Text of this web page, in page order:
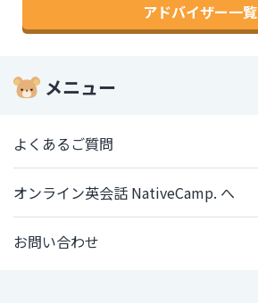
アドバイザー一覧
メニュー
よくあるご質問
オンライン英会話 NativeCamp. へ
お問い合わせ